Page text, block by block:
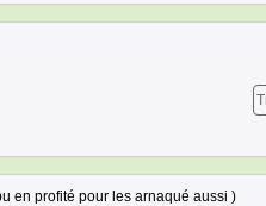
en profité pour les arnaqué aussi )